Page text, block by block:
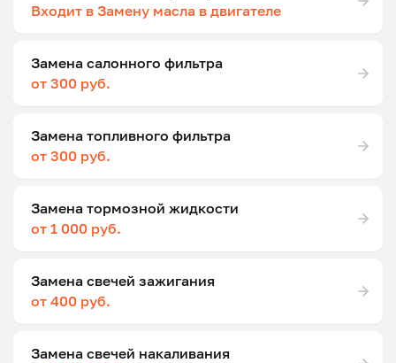
Входит в Замену масла в двигателе
Замена салонного фильтра
от 300 руб.
Замена топливного фильтра
от 300 руб.
Замена тормозной жидкости
от 1 000 руб.
Замена свечей зажигания
от 400 руб.
Замена свечей накаливания